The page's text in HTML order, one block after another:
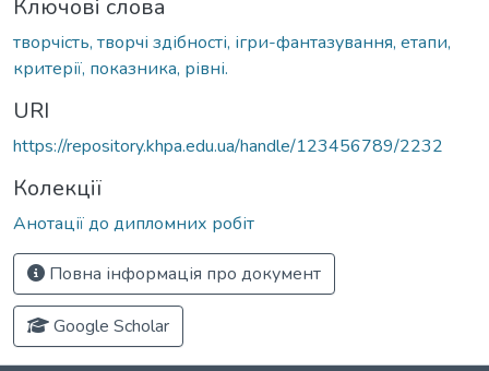
Ключові слова
творчість, творчі здібності, ігри-фантазування, етапи,
критерії, показника, рівні.
URI
https://repository.khpa.edu.ua/handle/123456789/2232
Колекції
Анотації до дипломних робіт
Повна інформація про документ
Google Scholar